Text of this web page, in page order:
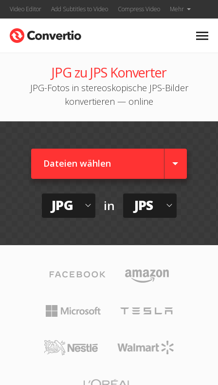
Video Editor Add Subtitles to Video Compress Video Mehr
JPG zu JPS Konverter
JPG-Fotos in stereoskopische JPS-Bilder
konvertieren — online
Dateien wählen
JPG in JPS